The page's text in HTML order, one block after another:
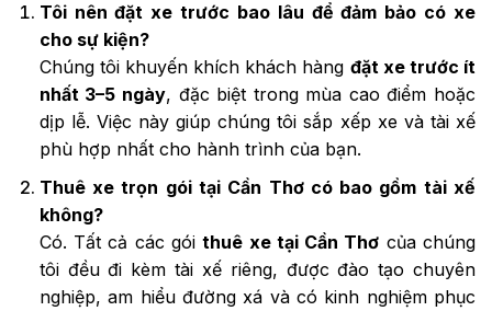
Tôi nên đặt xe trước bao lâu để đảm bảo có xe
cho sự kiện?
Chúng tôi khuyến khích khách hàng đặt xe trước ít
nhất 3–5 ngày, đặc biệt trong mùa cao điểm hoặc
dịp lễ. Việc này giúp chúng tôi sắp xếp xe và tài xế
phù hợp nhất cho hành trình của bạn.
Thuê xe trọn gói tại Cần Thơ có bao gồm tài xế
không?
Có. Tất cả các góithuê xe tại Cần Thơ của chúng
tôi đều đi kèm tài xế riêng, được đào tạo chuyên
nghiệp, am hiểu đường xá và có kinh nghiệm phục